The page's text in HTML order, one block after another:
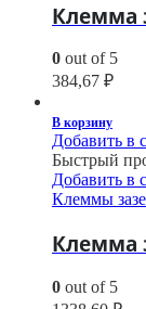
Клемма
0 out of 5
384,67 ₽
В корзину
Добавить в
Быстрый
Добавить в
Клеммы
Клемма
0 out of 5